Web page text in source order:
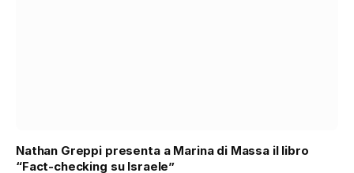
Nathan Greppi presenta a Marina di Massa il libro
“Fact-checking su Israele”